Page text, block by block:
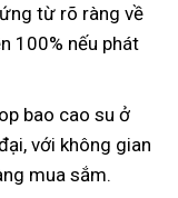
từ rõ ràng về
100% nếu phát
bao cao su ở
với không gian
mua sắm.